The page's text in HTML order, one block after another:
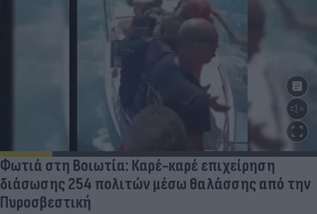
Φωτιά στη Βοιωτία: Καρέ-καρέ επιχείρηση
διάσωσης 254 πολιτών μέσω θαλάσσης από την
Πυροσβεστική